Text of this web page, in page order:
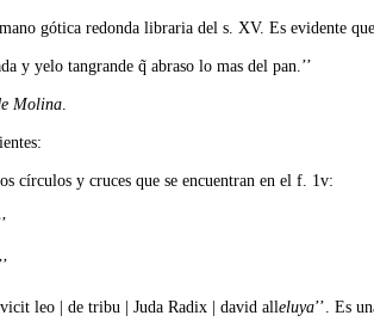
gótica redonda libraria del s. XV. Es evidente
y yelo tangrande q̃ abraso lo mas del pan.’’
Molina
círculos y cruces que se encuentran en el f. 1v:
leo | de tribu | Juda Radix | david alleluya’’. Es